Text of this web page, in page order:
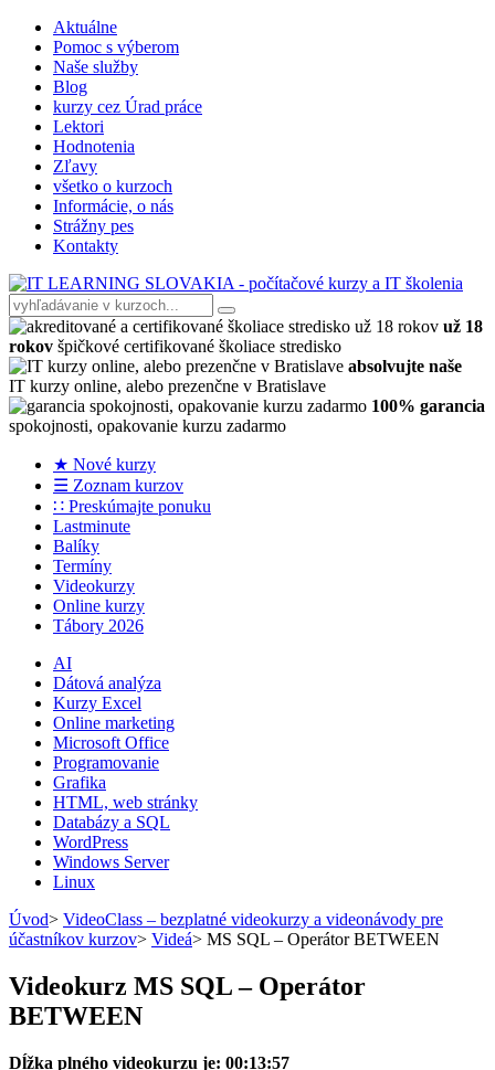
Aktuálne
Pomoc s výberom
Naše služby
Blog
kurzy cez Úrad práce
Lektori
Hodnotenia
Zľavy
všetko o kurzoch
Informácie, o nás
Strážny pes
Kontakty
už 18
rokov špičkové certifikované školiace stredisko
absolvujte naše
IT kurzy online, alebo prezenčne v Bratislave
100% garancia
spokojnosti, opakovanie kurzu zadarmo
★ Nové kurzy
☰ Zoznam kurzov
∷ Preskúmajte ponuku
Lastminute
Balíky
Termíny
Videokurzy
Online kurzy
Tábory 2026
AI
Dátová analýza
Kurzy Excel
Online marketing
Microsoft Office
Programovanie
Grafika
HTML, web stránky
Databázy a SQL
WordPress
Windows Server
Linux
Úvod> VideoClass – bezplatné videokurzy a videonávody pre
účastníkov kurzov> Videá> MS SQL – Operátor BETWEEN
Videokurz MS SQL – Operátor
BETWEEN
Dĺžka plného videokurzu je: 00:13:57